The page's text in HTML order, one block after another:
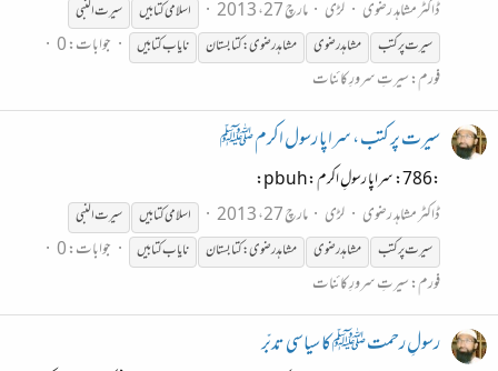
ڈاکٹر مشاہد رضوی
لڑی مارچ 27، 2013 اسلامی کتابیں سیرتالنبی
سیرتپر کتب مشاہد رضوی مشاہدرضوی:کتابستان نایاب کتابیں
جوابات: 0
فورم:سیرتِ سرورِ کائنات
سیرت پر کتب ، سراپا رسول اکرم ﷺ
:786: سراپا رسولِ اکرم :pbuh:
ڈاکٹر مشاہد رضوی
لڑی مارچ 27، 2013 اسلامی کتابیں سیرتالنبی
سیرتپر کتب مشاہد رضوی مشاہدرضوی:کتابستان نایاب کتابیں
جوابات: 0
فورم:سیرتِ سرورِ کائنات
رسولِ رحمت ﷺ کا سیاسی تدبّر